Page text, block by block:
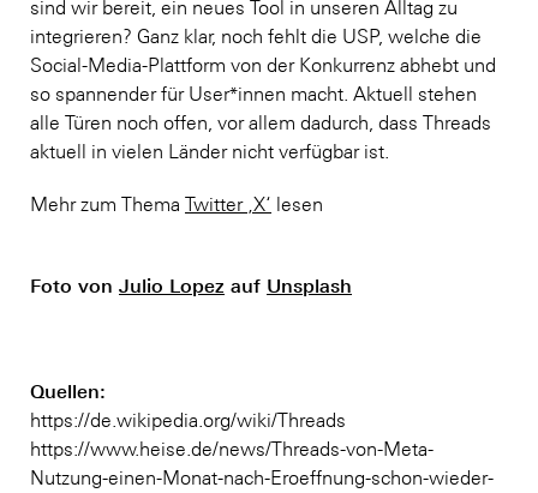
sind wir bereit, ein neues Tool in unseren Alltag zu
integrieren? Ganz klar, noch fehlt die USP, welche die
Social-Media-Plattform von der Konkurrenz abhebt und
so spannender für User*innen macht. Aktuell stehen
alle Türen noch offen, vor allem dadurch, dass Threads
aktuell in vielen Länder nicht verfügbar ist.
Mehr zum Thema Twitter ‚X‘ lesen
Foto von Julio Lopez auf Unsplash
Quellen:
https://de.wikipedia.org/wiki/Threads
https://www.heise.de/news/Threads-von-Meta-
Nutzung-einen-Monat-nach-Eroeffnung-schon-wieder-